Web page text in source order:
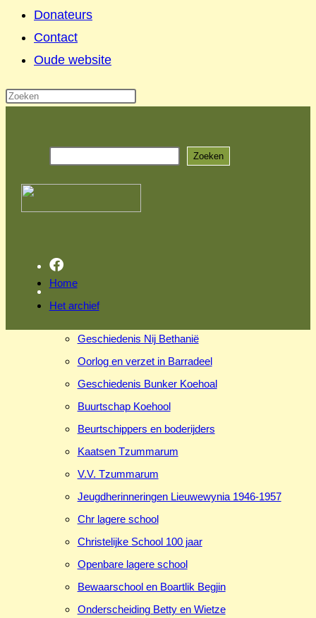
Donateurs
Contact
Oude website
Zoeken
Home
Het archief
Geschiedenis Nij Bethanië
Oorlog en verzet in Barradeel
Geschiedenis Bunker Koehoal
Buurtschap Koehool
Beurtschippers en boderijders
Kaatsen Tzummarum
V.V. Tzummarum
Jeugdherinneringen Lieuwewynia 1946-1957
Chr lagere school
Christelijke School 100 jaar
Openbare lagere school
Bewaarschool en Boartlik Begjin
Onderscheiding Betty en Wietze